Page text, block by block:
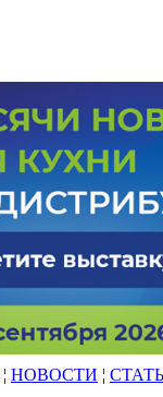
¦ НОВОСТИ ¦